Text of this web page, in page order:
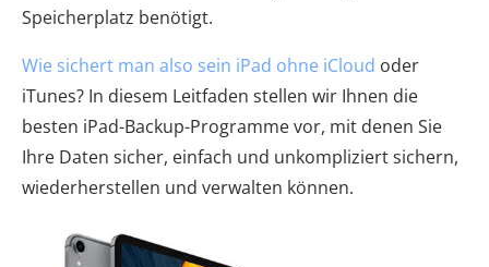
Speicherplatz benötigt.
Wie sichert man also sein iPad ohne iCloud oder
iTunes? In diesem Leitfaden stellen wir Ihnen die
besten iPad-Backup-Programme vor, mit denen Sie
Ihre Daten sicher, einfach und unkompliziert sichern,
wiederherstellen und verwalten können.